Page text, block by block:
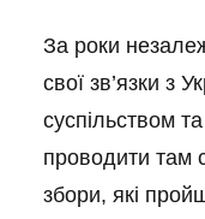
За роки
свої зв’язки з
суспільством
проводити там
збори, які